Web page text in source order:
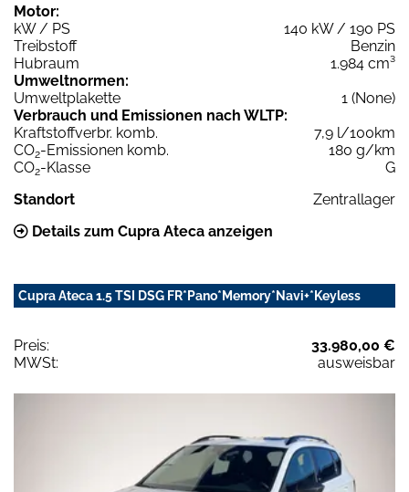
Motor:
kW / PS
140 kW / 190 PS
Treibstoff
Benzin
Hubraum
1.984 cm³
Umweltnormen:
Umweltplakette
1 (None)
Verbrauch und Emissionen nach WLTP:
Kraftstoffverbr. komb.
7,9 l/100km
CO2-Emissionen komb.
180 g/km
CO2-Klasse
G
Standort
Zentrallager
Details zum Cupra Ateca anzeigen
Cupra Ateca 1.5 TSI DSG FR*Pano*Memory*Navi+*Keyless
Preis:
33.980,00 €
MWSt:
ausweisbar